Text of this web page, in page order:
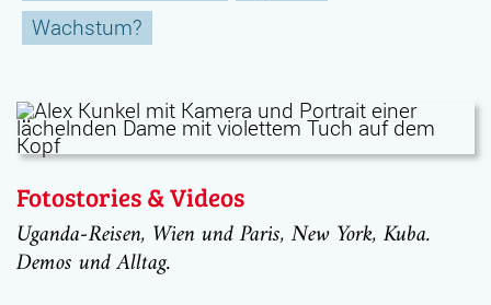
Wachstum?
Fotostories & Videos
Uganda-Reisen, Wien und Paris, New York, Kuba.
Demos und Alltag.